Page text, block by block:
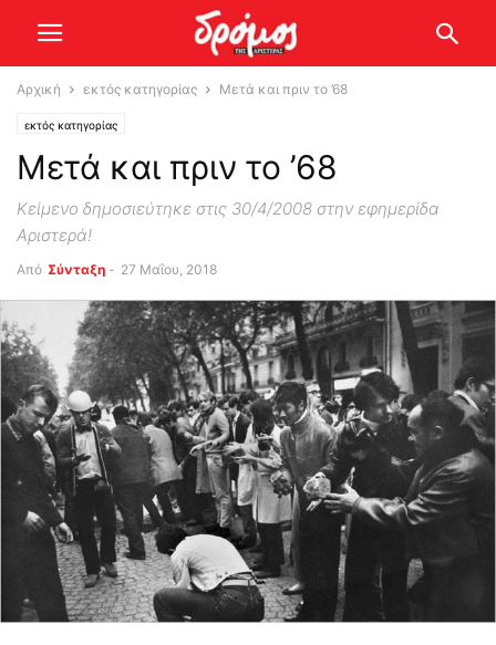
Αρχική εκτός κατηγορίας Μετά και πριν το ’68
εκτός κατηγορίας
Μετά και πριν το ’68
Κείμενο δημοσιεύτηκε στις 30/4/2008 στην εφημερίδα
Αριστερά!
Από Σύνταξη - 27 Μαΐου, 2018